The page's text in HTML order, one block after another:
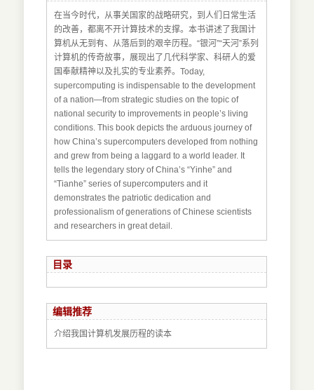
在当今时代，从事关国家的战略研究，到人们日常生活
的改善，都离不开计算技术的支撑。本书讲述了我国计
算机从无到有、从落后到的艰辛历程。“银河”“天河”系列
计算机的传奇故事，展现出了几代科学家、科研人的爱
国奉献精神以及扎实的专业素养。Today,
supercomputing is indispensable to the development
of a nation—from strategic studies on the topic of
national security to improvements in people’s living
conditions. This book depicts the arduous journey of
how China’s supercomputers developed from nothing
and grew from being a laggard to a world leader. It
tells the legendary story of China’s “Yinhe” and
“Tianhe” series of supercomputers and it
demonstrates the patriotic dedication and
professionalism of generations of Chinese scientists
and researchers in great detail.
目录
编辑推荐
介绍我国计算机发展历程的读本